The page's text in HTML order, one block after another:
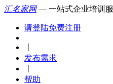
汇名家网— 一站式企业培训
请登陆免费注册
发布需求
帮助